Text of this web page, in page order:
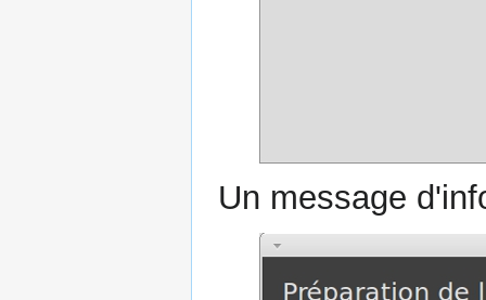
Un message